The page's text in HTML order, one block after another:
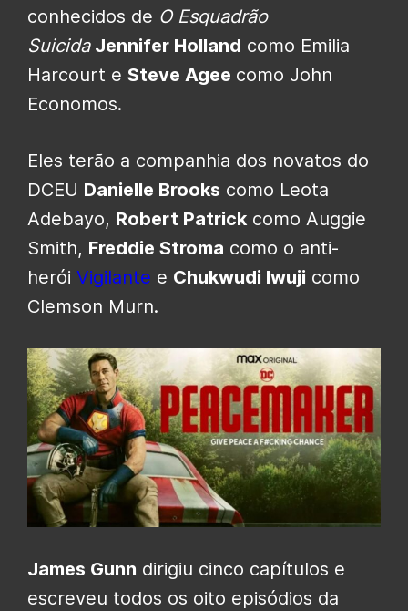
conhecidos de O Esquadrão
SuicidaJennifer Holland como Emilia
Harcourt e Steve Agee como John
Economos.
Eles terão a companhia dos novatos do
DCEU Danielle Brooks como Leota
Adebayo, Robert Patrick como Auggie
Smith, Freddie Stroma como o anti-
herói Vigilante e Chukwudi Iwuji como
Clemson Murn.
James Gunn dirigiu cinco capítulos e
escreveu todos os oito episódios da